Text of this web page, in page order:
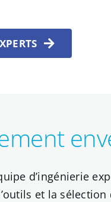
d’ingénierie
et la